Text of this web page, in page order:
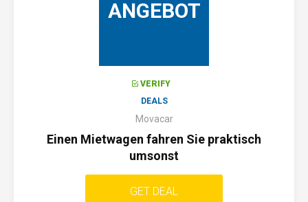
ANGEBOT
VERIFY
DEALS
Movacar
Einen Mietwagen fahren Sie praktisch
umsonst
GET DEAL